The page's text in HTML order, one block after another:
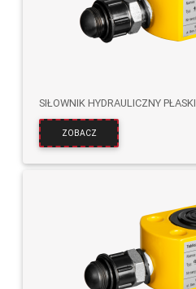
SIŁOWNIK HYDRAULICZNY PŁASKI
ZOBACZ